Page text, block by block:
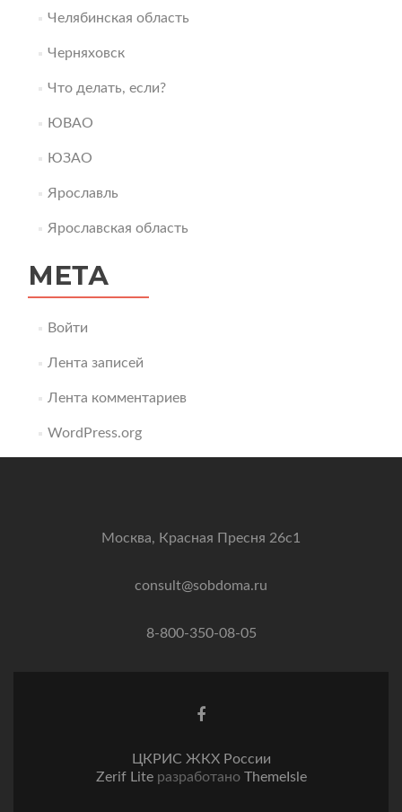
Челябинская область
Черняховск
Что делать, если?
ЮВАО
ЮЗАО
Ярославль
Ярославская область
МЕТА
Войти
Лента записей
Лента комментариев
WordPress.org
Москва, Красная Пресня 26с1
consult@sobdoma.ru
8-800-350-08-05
Facebook
ЦКРИС ЖКХ России
Zerif Lite разработано ThemeIsle